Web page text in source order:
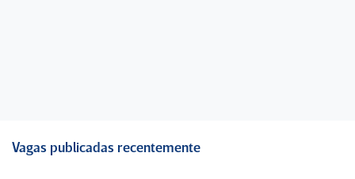
Vagas publicadas recentemente